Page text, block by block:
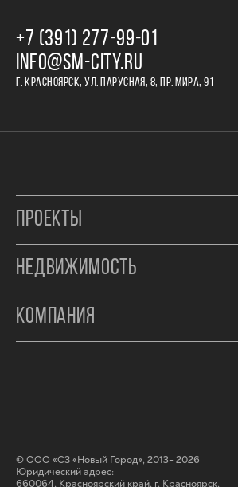
+7 (391) 277‒99‒01
INFO@SM-CITY.RU
Г. КРАСНОЯРСК, УЛ. ПАРУСНАЯ, 8, ПР. МИРА, 91
ПРОЕКТЫ
НЕДВИЖИМОСТЬ
КОМПАНИЯ
© ООО «СЗ «Новый Город», 2013- 2026
Юридический адрес:
660064, Красноярский край, г. Красноярск,